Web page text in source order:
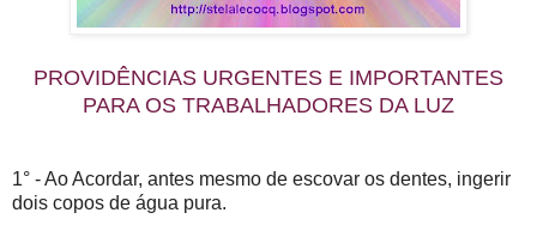
PROVIDÊNCIAS URGENTES E IMPORTANTES
PARA OS TRABALHADORES DA LUZ
1° - Ao Acordar, antes mesmo de escovar os dentes, ingerir
dois copos de água pura.